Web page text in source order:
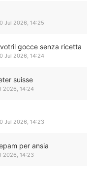
Jul 2026, 14:25
gocce senza ricetta
Jul 2026, 14:24
suisse
2026, 14:24
Jul 2026, 14:23
per ansia
2026, 14:23